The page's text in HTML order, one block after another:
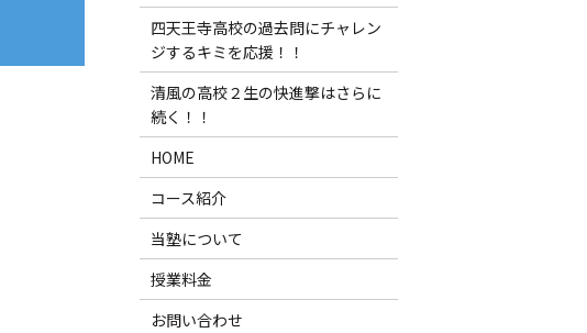
四天王寺高校の過去問にチャレン
ジするキミを応援！！
清風の高校２生の快進撃はさらに
続く！！
HOME
コース紹介
当塾について
授業料金
お問い合わせ